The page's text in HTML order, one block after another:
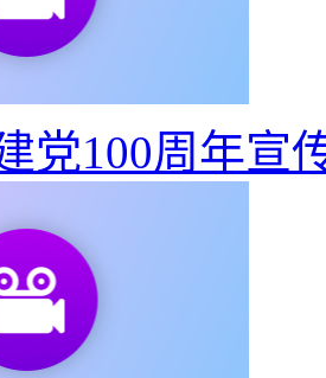
动态宣传海